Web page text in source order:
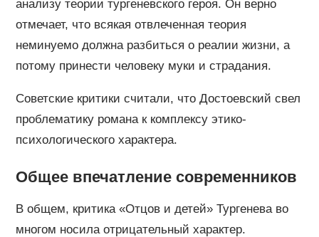
анализу теории тургеневского героя. Он верно
отмечает, что всякая отвлеченная теория
неминуемо должна разбиться о реалии жизни, а
потому принести человеку муки и страдания.
Советские критики считали, что Достоевский свел
проблематику романа к комплексу этико-
психологического характера.
Общее впечатление современников
В общем, критика «Отцов и детей» Тургенева во
многом носила отрицательный характер.